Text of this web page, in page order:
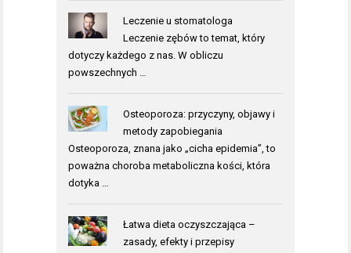
Leczenie u stomatologa
Leczenie zębów to temat, który
dotyczy każdego z nas. W obliczu
powszechnych …
Osteoporoza: przyczyny, objawy i
metody zapobiegania
Osteoporoza, znana jako „cicha epidemia”, to
poważna choroba metaboliczna kości, która
dotyka …
Łatwa dieta oczyszczająca –
zasady, efekty i przepisy